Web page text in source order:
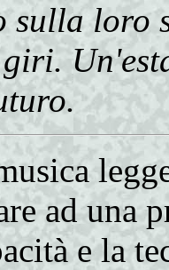
sulla loro
ad una
e la